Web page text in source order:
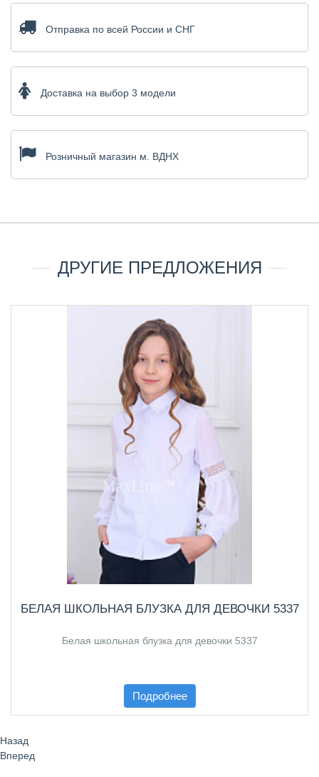
Отправка по всей России и СНГ
Доставка на выбор 3 модели
Розничный магазин м. ВДНХ
ДРУГИЕ ПРЕДЛОЖЕНИЯ
БЕЛАЯ ШКОЛЬНАЯ БЛУЗКА ДЛЯ ДЕВОЧКИ 5337
Белая школьная блузка для девочки 5337
Подробнее
Назад
Вперед